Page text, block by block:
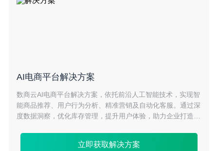
AI电商平台解决方案
数商云AI电商平台解决方案，依托前沿人工智能技术，实现智
能商品推荐、用户行为分析、精准营销及自动化客服。通过深
度数据洞察，优化库存管理，提升用户体验，助力企业打造高
立即获取解决方案